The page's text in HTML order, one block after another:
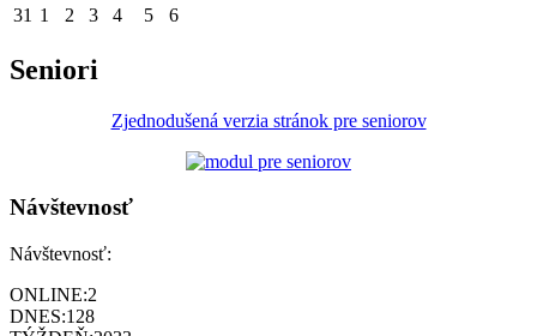
31 1 2 3 4 5 6
Seniori
Zjednodušená verzia stránok pre seniorov
Návštevnosť
Návštevnosť:
ONLINE:2
DNES:128